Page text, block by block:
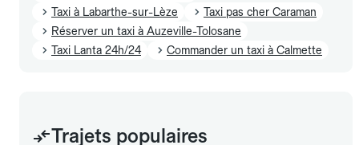
Taxi à Labarthe-sur-Lèze
Taxi pas cher Caraman
Réserver un taxi à Auzeville-Tolosane
Taxi Lanta 24h/24
Commander un taxi à Calmette
Trajets populaires